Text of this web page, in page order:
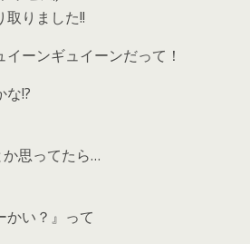
りました!!
ーンギュイーンだって！
な!?
思ってたら…
かい？』って